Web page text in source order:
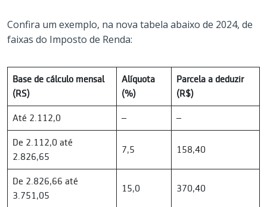
Confira um exemplo, na nova tabela abaixo de 2024, de
faixas do Imposto de Renda:
Base de cálculo mensal
(RS)
Alíquota
(%)
Parcela a deduzir
(R$)
Até 2.112,0 – –
De 2.112,0 até
2.826,65
7,5 158,40
De 2.826,66 até
3.751,05
15,0 370,40